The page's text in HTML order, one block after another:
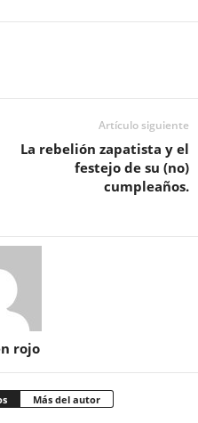
Artículo siguiente
La rebelión zapatista y el
festejo de su (no)
cumpleaños.
rojo
Más del autor